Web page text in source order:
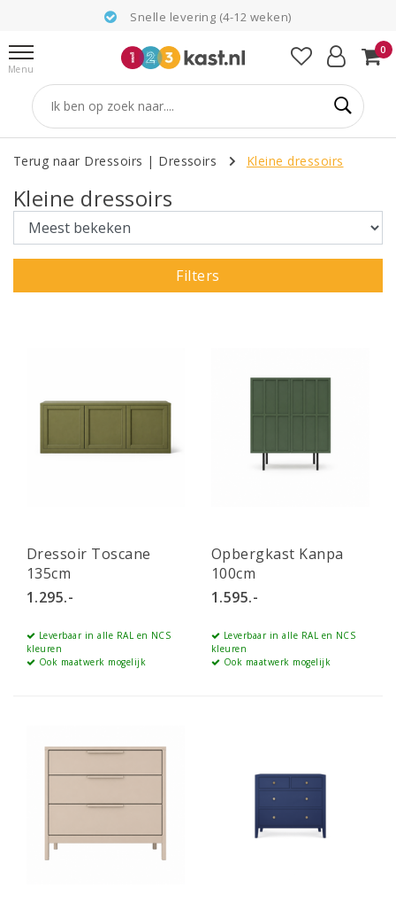
Snelle levering (4-12 weken)
Menu
0
Terug naar Dressoirs | Dressoirs Kleine dressoirs
Kleine dressoirs
Filters
Dressoir Toscane
135cm
1.295.-
Leverbaar in alle RAL en NCS
kleuren
Ook maatwerk mogelijk
Opbergkast Kanpa
100cm
1.595.-
Leverbaar in alle RAL en NCS
kleuren
Ook maatwerk mogelijk